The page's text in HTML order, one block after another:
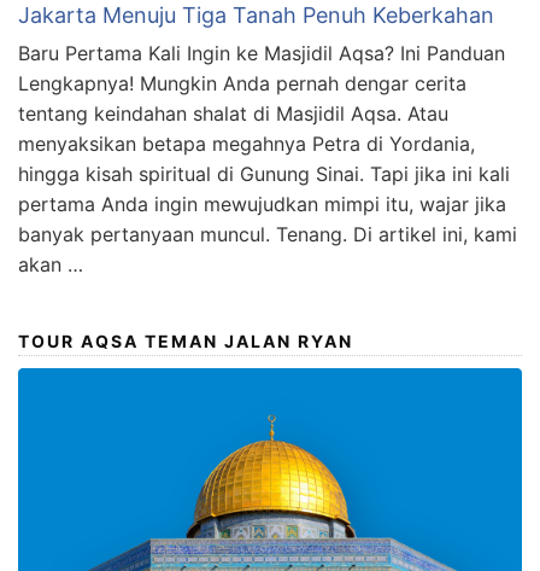
Jakarta Menuju Tiga Tanah Penuh Keberkahan
Baru Pertama Kali Ingin ke Masjidil Aqsa? Ini Panduan
Lengkapnya! Mungkin Anda pernah dengar cerita
tentang keindahan shalat di Masjidil Aqsa. Atau
menyaksikan betapa megahnya Petra di Yordania,
hingga kisah spiritual di Gunung Sinai. Tapi jika ini kali
pertama Anda ingin mewujudkan mimpi itu, wajar jika
banyak pertanyaan muncul. Tenang. Di artikel ini, kami
akan …
TOUR AQSA TEMAN JALAN RYAN